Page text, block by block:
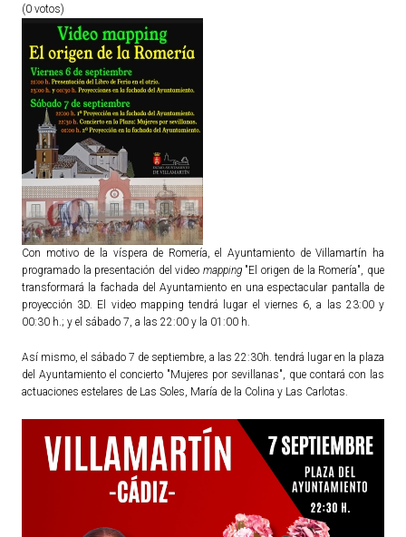
(0 votos)
Con motivo de la víspera de Romería, el Ayuntamiento de Villamartín ha
programado la presentación del video mapping"El origen de la Romería", que
transformará la fachada del Ayuntamiento en una espectacular pantalla de
proyección 3D. El video mapping tendrá lugar el viernes 6, a las 23:00 y
00:30 h.; y el sábado 7, a las 22:00 y la 01:00 h.
Así mismo, el sábado 7 de septiembre, a las 22:30h. tendrá lugar en la plaza
del Ayuntamiento el concierto "Mujeres por sevillanas", que contará con las
actuaciones estelares de Las Soles, María de la Colina y Las Carlotas.